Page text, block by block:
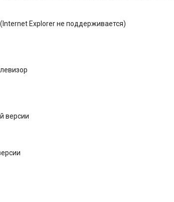
Explorer не поддерживается)
версии